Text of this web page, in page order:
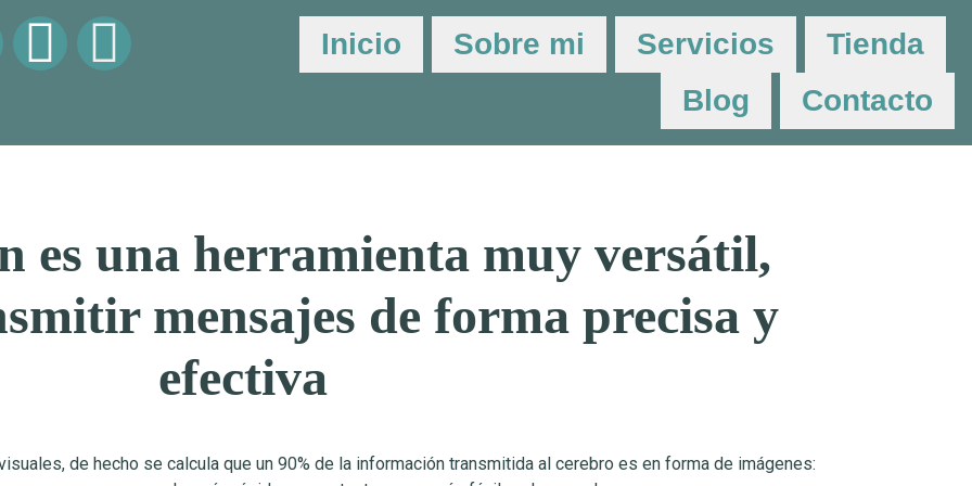
Inicio Sobre mi Servicios
Tienda
Blog
Contacto
es una herramienta muy versátil,
mensajes de forma precisa y
efectiva
de hecho se calcula que un 90% de la información transmitida al cerebro es en forma de imágenes: